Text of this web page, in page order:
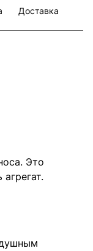
Доставка
Это